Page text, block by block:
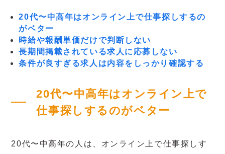
20代〜中高年はオンライン上で仕事探しするの
がベター
時給や報酬単価だけで判断しない
長期間掲載されている求人に応募しない
条件が良すぎる求人は内容をしっかり確認する
20代〜中高年はオンライン上で
仕事探しするのがベター
20代〜中高年の人は、オンライン上で仕事探しす